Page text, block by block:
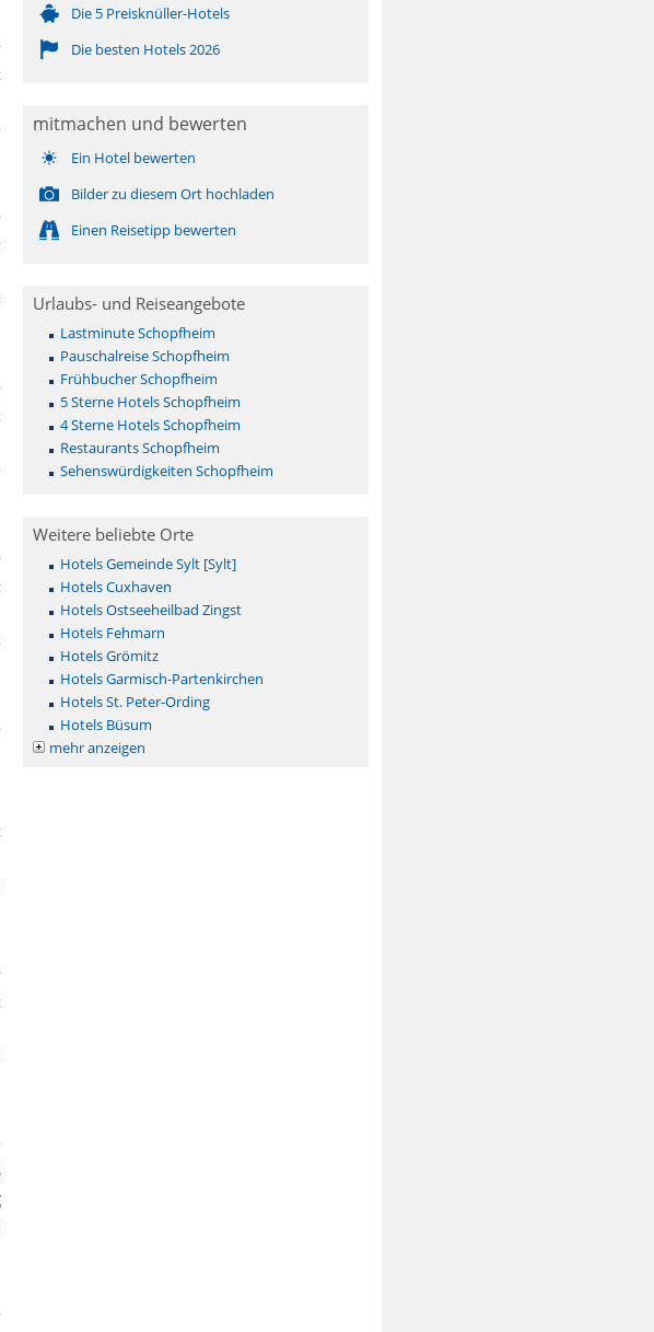
Die 5 Preisknüller-Hotels
Die besten Hotels 2026
mitmachen und bewerten
Ein Hotel bewerten
Bilder zu diesem Ort hochladen
Einen Reisetipp bewerten
Urlaubs- und Reiseangebote
Lastminute Schopfheim
Pauschalreise Schopfheim
Frühbucher Schopfheim
5 Sterne Hotels Schopfheim
4 Sterne Hotels Schopfheim
Restaurants Schopfheim
Sehenswürdigkeiten Schopfheim
Weitere beliebte Orte
Hotels Gemeinde Sylt [Sylt]
Hotels Cuxhaven
Hotels Ostseeheilbad Zingst
Hotels Fehmarn
Hotels Grömitz
Hotels Garmisch-Partenkirchen
Hotels St. Peter-Ording
Hotels Büsum
mehr anzeigen